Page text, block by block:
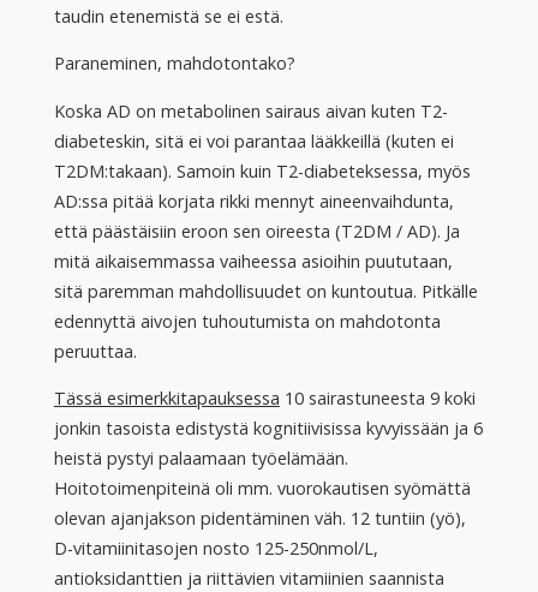
taudin etenemistä se ei estä.
Paraneminen, mahdotontako?
Koska AD on metabolinen sairaus aivan kuten T2-
diabeteskin, sitä ei voi parantaa lääkkeillä (kuten ei
T2DM:takaan). Samoin kuin T2-diabeteksessa, myös
AD:ssa pitää korjata rikki mennyt aineenvaihdunta,
että päästäisiin eroon sen oireesta (T2DM / AD). Ja
mitä aikaisemmassa vaiheessa asioihin puututaan,
sitä paremman mahdollisuudet on kuntoutua. Pitkälle
edennyttä aivojen tuhoutumista on mahdotonta
peruuttaa.
Tässä esimerkkitapauksessa 10 sairastuneesta 9 koki
jonkin tasoista edistystä kognitiivisissa kyvyissään ja 6
heistä pystyi palaamaan työelämään.
Hoitotoimenpiteinä oli mm. vuorokautisen syömättä
olevan ajanjakson pidentäminen väh. 12 tuntiin (yö),
D-vitamiinitasojen nosto 125-250nmol/L,
antioksidanttien ja riittävien vitamiinien saannista